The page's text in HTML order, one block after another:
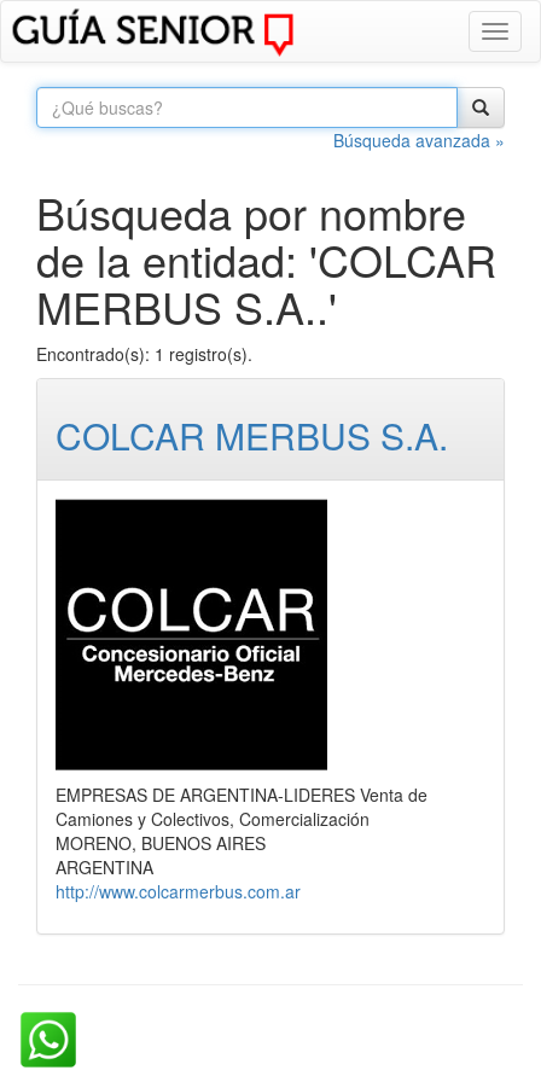
Búsqueda avanzada »
Búsqueda por nombre
de la entidad: 'COLCAR
MERBUS S.A..'
Encontrado(s): 1 registro(s).
COLCAR MERBUS S.A.
EMPRESAS DE ARGENTINA-LIDERES Venta de
Camiones y Colectivos, Comercialización
MORENO, BUENOS AIRES
ARGENTINA
http://www.colcarmerbus.com.ar